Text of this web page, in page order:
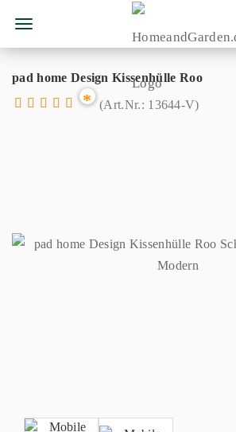
pad home Design Kissenhülle Roo
* (Art.Nr.: 13644-V)